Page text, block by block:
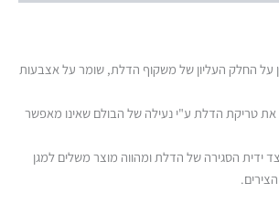
על החלק העליון של משקוף הדלת, שומר על אצבעות
את טריקת הדלת ע"י נעילה של הבולם שאינו מאפשר
ידית הסגירה של הדלת ומהווה מוצר משלים למגן